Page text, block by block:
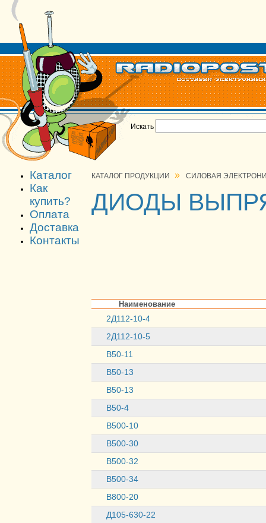
Искать
Каталог
Как
купить?
Оплата
Доставка
Контакты
КАТАЛОГ ПРОДУКЦИИ » СИЛОВАЯ
ДИОДЫ
Наименование
2Д112-10-4
2Д112-10-5
В50-11
В50-13
В50-13
В50-4
В500-10
В500-30
В500-32
В500-34
В800-20
Д105-630-22